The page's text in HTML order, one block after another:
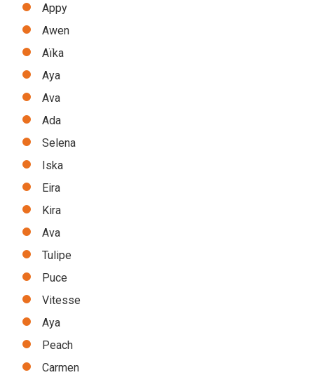
Appy
Awen
Aïka
Aya
Ava
Ada
Selena
Iska
Eira
Kira
Ava
Tulipe
Puce
Vitesse
Aya
Peach
Carmen